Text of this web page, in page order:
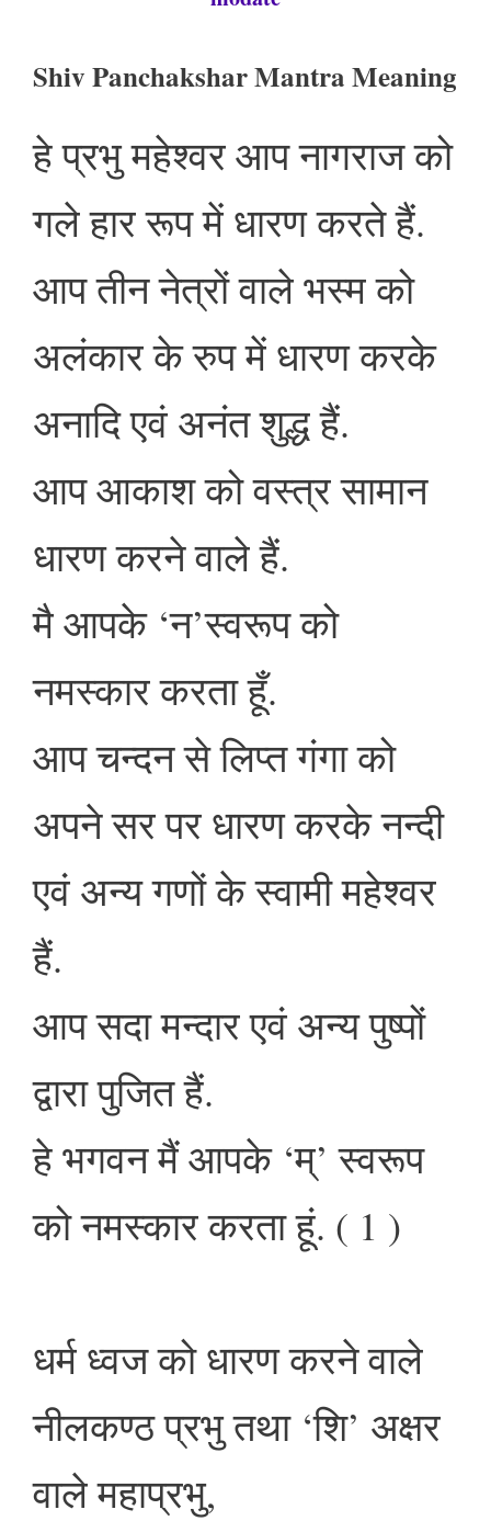
Shiv Panchakshar Mantra Meaning
हे प्रभु महेश्वर आप नागराज को
गले हार रूप में धारण करते हैं.
आप तीन नेत्रों वाले भस्म को
अलंकार के रुप में धारण करके
अनादि एवं अनंत शुद्ध हैं.
आप आकाश को वस्त्र सामान
धारण करने वाले हैं.
मै आपके ‘न’स्वरूप को
नमस्कार करता हूँ.
आप चन्दन से लिप्त गंगा को
अपने सर पर धारण करके नन्दी
एवं अन्य गणों के स्वामी महेश्वर
हैं.
आप सदा मन्दार एवं अन्य पुष्पों
द्वारा पुजित हैं.
हे भगवन मैं आपके ‘म्’ स्वरूप
को नमस्कार करता हूं. ( 1 )
धर्म ध्वज को धारण करने वाले
नीलकण्ठ प्रभु तथा ‘शि’ अक्षर
वाले महाप्रभु,